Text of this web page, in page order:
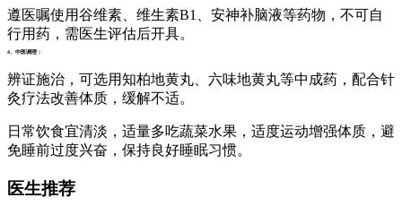
遵医嘱使用谷维素、维生素B1、安神补脑液等药物，不可自
行用药，需医生评估后开具。
4、中医调理：
辨证施治，可选用知柏地黄丸、六味地黄丸等中成药，配合针
灸疗法改善体质，缓解不适。
日常饮食宜清淡，适量多吃蔬菜水果，适度运动增强体质，避
免睡前过度兴奋，保持良好睡眠习惯。
医生推荐